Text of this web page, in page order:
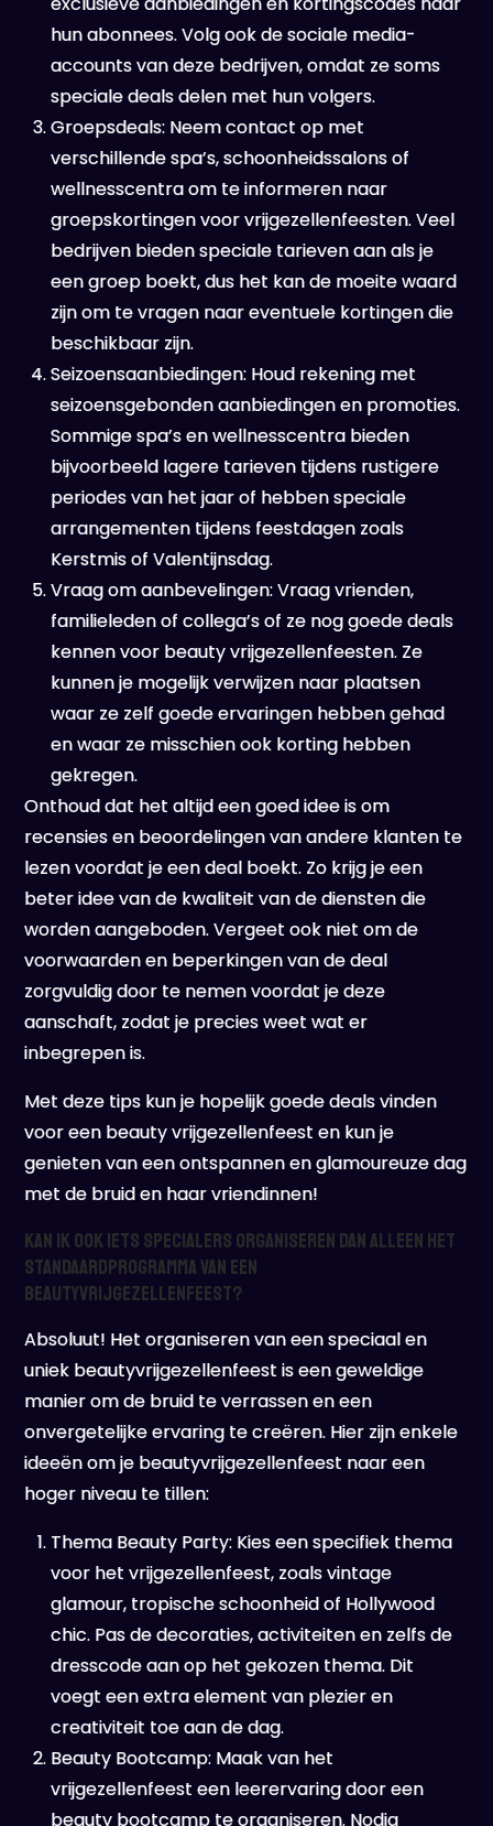
hun abonnees. Volg ook de sociale media-
accounts van deze bedrijven, omdat ze soms
speciale deals delen met hun volgers.
Groepsdeals: Neem contact op met
verschillende spa’s, schoonheidssalons of
wellnesscentra om te informeren naar
groepskortingen voor vrijgezellenfeesten. Veel
bedrijven bieden speciale tarieven aan als je
een groep boekt, dus het kan de moeite waard
zijn om te vragen naar eventuele kortingen die
beschikbaar zijn.
Seizoensaanbiedingen: Houd rekening met
seizoensgebonden aanbiedingen en promoties.
Sommige spa’s en wellnesscentra bieden
bijvoorbeeld lagere tarieven tijdens rustigere
periodes van het jaar of hebben speciale
arrangementen tijdens feestdagen zoals
Kerstmis of Valentijnsdag.
Vraag om aanbevelingen: Vraag vrienden,
familieleden of collega’s of ze nog goede deals
kennen voor beauty vrijgezellenfeesten. Ze
kunnen je mogelijk verwijzen naar plaatsen
waar ze zelf goede ervaringen hebben gehad
en waar ze misschien ook korting hebben
gekregen.
Onthoud dat het altijd een goed idee is om
recensies en beoordelingen van andere klanten te
lezen voordat je een deal boekt. Zo krijg je een
beter idee van de kwaliteit van de diensten die
worden aangeboden. Vergeet ook niet om de
voorwaarden en beperkingen van de deal
zorgvuldig door te nemen voordat je deze
aanschaft, zodat je precies weet wat er
inbegrepen is.
Met deze tips kun je hopelijk goede deals vinden
voor een beauty vrijgezellenfeest en kun je
genieten van een ontspannen en glamoureuze dag
met de bruid en haar vriendinnen!
Kan ik ook iets specialers organiseren dan alleen het
standaardprogramma van een
beautyvrijgezellenfeest?
Absoluut! Het organiseren van een speciaal en
uniek beautyvrijgezellenfeest is een geweldige
manier om de bruid te verrassen en een
onvergetelijke ervaring te creëren. Hier zijn enkele
ideeën om je beautyvrijgezellenfeest naar een
hoger niveau te tillen:
Thema Beauty Party: Kies een specifiek thema
voor het vrijgezellenfeest, zoals vintage
glamour, tropische schoonheid of Hollywood
chic. Pas de decoraties, activiteiten en zelfs de
dresscode aan op het gekozen thema. Dit
voegt een extra element van plezier en
creativiteit toe aan de dag.
Beauty Bootcamp: Maak van het
vrijgezellenfeest een leerervaring door een
beauty bootcamp te organiseren. Nodig